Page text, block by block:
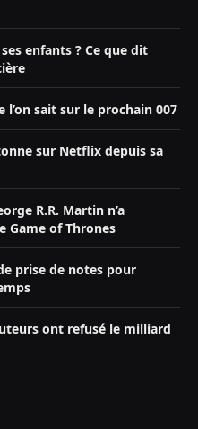
enfants ? Ce que dit
l’on sait sur le prochain 007
sur Netflix depuis sa
R.R. Martin n’a
Game of Thrones
prise de notes pour
ont refusé le milliard